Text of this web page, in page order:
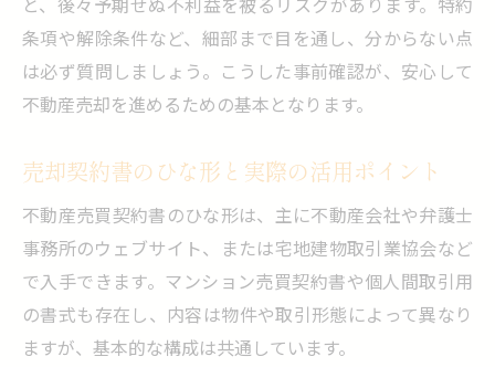
書類の違いと取得タイミング徹底解説
不動産売却で使われる主な書類の種類と特
徴
う
売買契約書はどこでいつもらえるのか解説
雛形や見本を参考に書類を準備する方法
確定申告に必要な売買契約書の保管期間
手付解除や特約項目を具体例で確認
不動産売却で押さえるべき手付解除の仕組
条項や解除条件など、細部まで目を通し、分からない点
は必ず質問しましょう。こうした事前確認が、安心して
不動産売却を進めるための基本となります。
売却契約書のひな形と実際の活用ポイント
不動産売買契約書のひな形は、主に不動産会社や弁護士
事務所のウェブサイト、または宅地建物取引業協会など
で入手できます。マンション売買契約書や個人間取引用
の書式も存在し、内容は物件や取引形態によって異なり
ますが、基本的な構成は共通しています。